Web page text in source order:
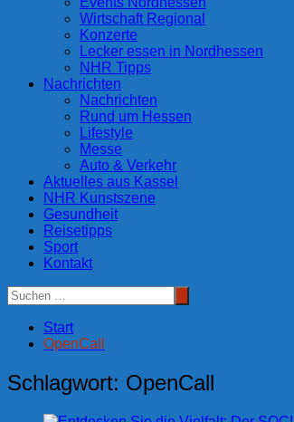
Wirtschaft Regional
Konzerte
Lecker essen in Nordhessen
NHR Tipps
Nachrichten
Nachrichten
Rund um Hessen
Lifestyle
Messe
Auto & Verkehr
Aktuelles aus Kassel
NHR Kunstszene
Gesundheit
Reisetipps
Sport
Kontakt
Start
OpenCall
Schlagwort: OpenCall